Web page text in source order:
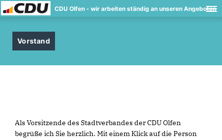
CDU Olfen - wir arbeiten ständig an unseren Angeboten
Vorstand
Als Vorsitzende des Stadtverbandes der CDU Olfen
begrüße ich Sie herzlich. Mit einem Klick auf die Person